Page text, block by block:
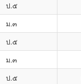
ป.๕
ม.๓
ป.๕
ม.๓
ป.๕